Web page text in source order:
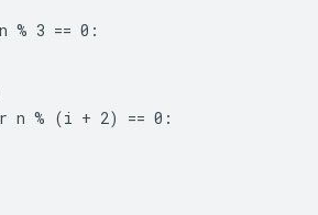
% 3 == 0:
n % (i + 2) == 0: